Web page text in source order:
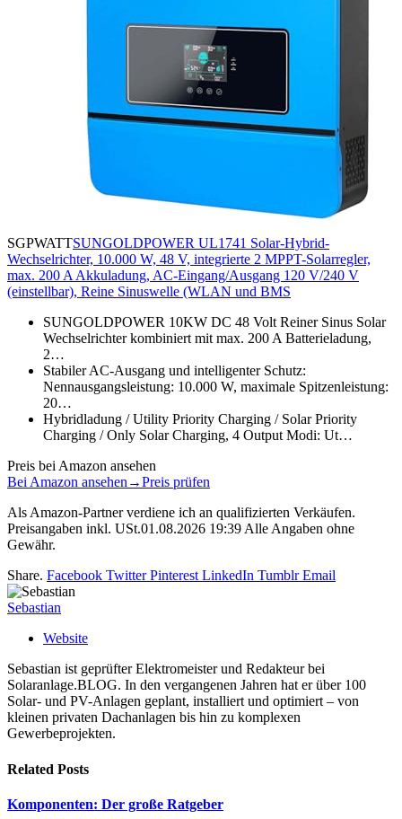
SGPWATTSUNGOLDPOWER UL1741 Solar-Hybrid-
Wechselrichter, 10.000 W, 48 V, integrierte 2 MPPT-Solarregler,
max. 200 A Akkuladung, AC-Eingang/Ausgang 120 V/240 V
(einstellbar), Reine Sinuswelle (WLAN und BMS
SUNGOLDPOWER 10KW DC 48 Volt Reiner Sinus Solar
Wechselrichter kombiniert mit max. 200 A Batterieladung,
2…
Stabiler AC-Ausgang und intelligenter Schutz:
Nennausgangsleistung: 10.000 W, maximale Spitzenleistung:
20…
Hybridladung / Utility Priority Charging / Solar Priority
Charging / Only Solar Charging, 4 Output Modi: Ut…
Preis bei Amazon ansehen
Bei Amazon ansehen →Preis prüfen
Als Amazon-Partner verdiene ich an qualifizierten Verkäufen.
Preisangaben inkl. USt.01.08.2026 19:39 Alle Angaben ohne
Gewähr.
Share. Facebook Twitter Pinterest LinkedIn Tumblr Email
Sebastian
Website
Sebastian ist geprüfter Elektromeister und Redakteur bei
Solaranlage.BLOG. In den vergangenen Jahren hat er über 100
Solar- und PV-Anlagen geplant, installiert und optimiert – von
kleinen privaten Dachanlagen bis hin zu komplexen
Gewerbeprojekten.
Related Posts
Komponenten: Der große Ratgeber